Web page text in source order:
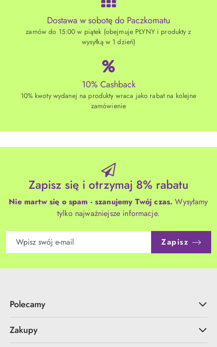
Dostawa w sobotę do Paczkomatu
zamów do 15:00 w piątek (obejmuje PŁYNY i produkty z
wysyłką w 1 dzień)
10% Cashback
10% kwoty wydanej na produkty wraca jako rabat na kolejne
zamówienie
Zapisz się i otrzymaj 8% rabatu
Nie martw się o spam - szanujemy Twój czas. Wysyłamy
tylko najważniejsze informacje.
Zapisz
Polecamy
Zakupy